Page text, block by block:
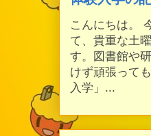
こんにちは。
て、貴重な土
す。図書館や
けず頑張って
入学」...